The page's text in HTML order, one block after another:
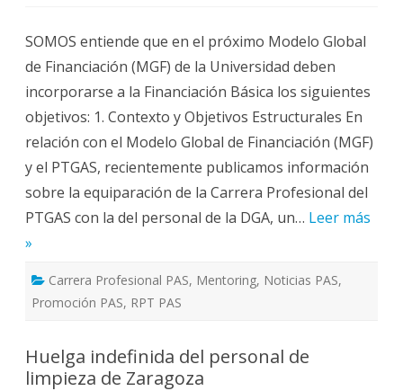
y
PTGAS
II-
Promoción
y
RPT
SOMOS entiende que en el próximo Modelo Global
de Financiación (MGF) de la Universidad deben
incorporarse a la Financiación Básica los siguientes
objetivos: 1. Contexto y Objetivos Estructurales En
relación con el Modelo Global de Financiación (MGF)
y el PTGAS, recientemente publicamos información
sobre la equiparación de la Carrera Profesional del
PTGAS con la del personal de la DGA, un… Leer más
»
Carrera Profesional PAS, Mentoring, Noticias PAS,
Promoción PAS, RPT PAS
Huelga indefinida del personal de
limpieza de Zaragoza